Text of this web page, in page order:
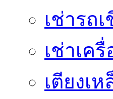
เช่ารถ
เช่าเค
เตียงเห